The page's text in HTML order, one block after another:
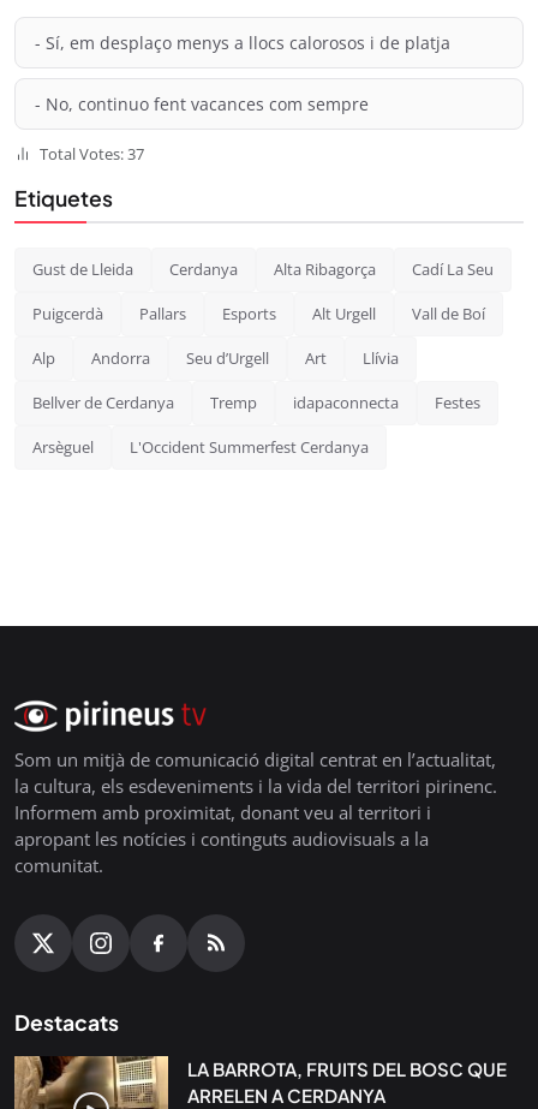
- Sí, em desplaço menys a llocs calorosos i de platja
- No, continuo fent vacances com sempre
Total Votes: 37
Etiquetes
Gust de Lleida Cerdanya Alta Ribagorça Cadí La Seu
Puigcerdà Pallars Esports Alt Urgell Vall de Boí
Alp Andorra Seu d’Urgell Art Llívia
Bellver de Cerdanya Tremp idapaconnecta Festes
Arsèguel L'Occident Summerfest Cerdanya
Som un mitjà de comunicació digital centrat en l’actualitat,
la cultura, els esdeveniments i la vida del territori pirinenc.
Informem amb proximitat, donant veu al territori i
apropant les notícies i continguts audiovisuals a la
comunitat.
Destacats
LA BARROTA, FRUITS DEL BOSC QUE
ARRELEN A CERDANYA